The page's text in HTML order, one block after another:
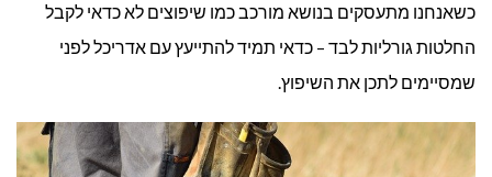
כשאנחנו מתעסקים בנושא מורכב כמו שיפוצים לא כדאי לקבל
החלטות גורליות לבד – כדאי תמיד להתייעץ עם אדריכל לפני
שמסיימים לתכן את השיפוץ.